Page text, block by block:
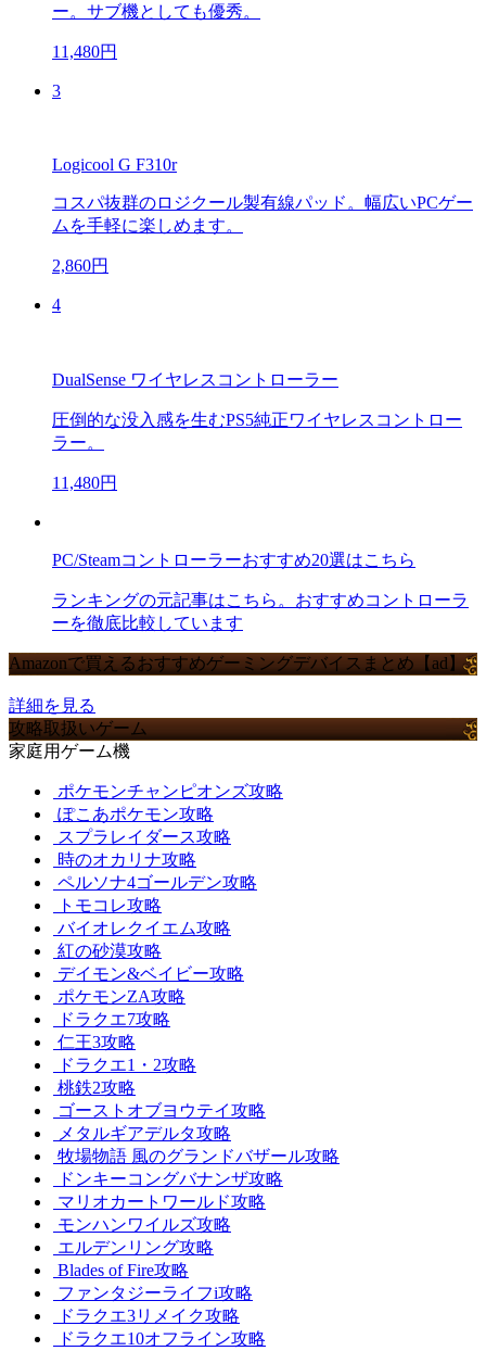
ー。サブ機としても優秀。
11,480円
3
Logicool G F310r
コスパ抜群のロジクール製有線パッド。幅広いPCゲー
ムを手軽に楽しめます。
2,860円
4
DualSense ワイヤレスコントローラー
圧倒的な没入感を生むPS5純正ワイヤレスコントロー
ラー。
11,480円
PC/Steamコントローラーおすすめ20選はこちら
ランキングの元記事はこちら。おすすめコントローラ
ーを徹底比較しています
Amazonで買えるおすすめゲーミングデバイスまとめ【ad】
詳細を見る
攻略取扱いゲーム
家庭用ゲーム機
ポケモンチャンピオンズ攻略
ぽこあポケモン攻略
スプラレイダース攻略
時のオカリナ攻略
ペルソナ4ゴールデン攻略
トモコレ攻略
バイオレクイエム攻略
紅の砂漠攻略
デイモン&ベイビー攻略
ポケモンZA攻略
ドラクエ7攻略
仁王3攻略
ドラクエ1・2攻略
桃鉄2攻略
ゴーストオブヨウテイ攻略
メタルギアデルタ攻略
牧場物語 風のグランドバザール攻略
ドンキーコングバナンザ攻略
マリオカートワールド攻略
モンハンワイルズ攻略
エルデンリング攻略
Blades of Fire攻略
ファンタジーライフi攻略
ドラクエ3リメイク攻略
ドラクエ10オフライン攻略